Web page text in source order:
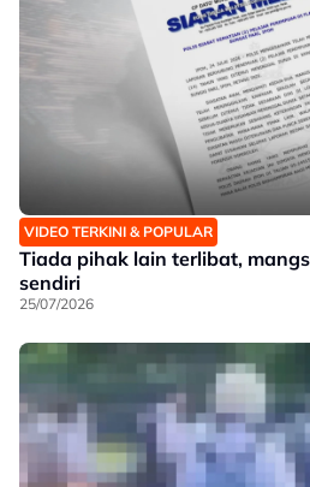
VIDEO TERKINI & POPULAR
Tiada pihak lain terlibat,
sendiri
25/07/2026